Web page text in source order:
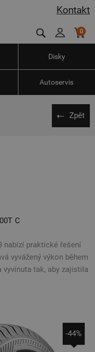
Kontakt
0
Disky
Autoservis
Zpět
C
nabízí praktické řešení
vyvážený výkon během
vyvinuta tak, aby zajistila
-44%